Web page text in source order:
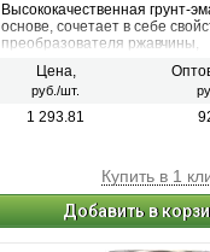
Высококачественная грунт-
основе, сочетает в себе
преобразователя ржавчины,
эмали.Цена,
руб./шт.
1 293.81
Купить в 1
Добавить в